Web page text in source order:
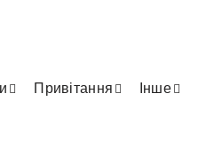
Привітання Інше